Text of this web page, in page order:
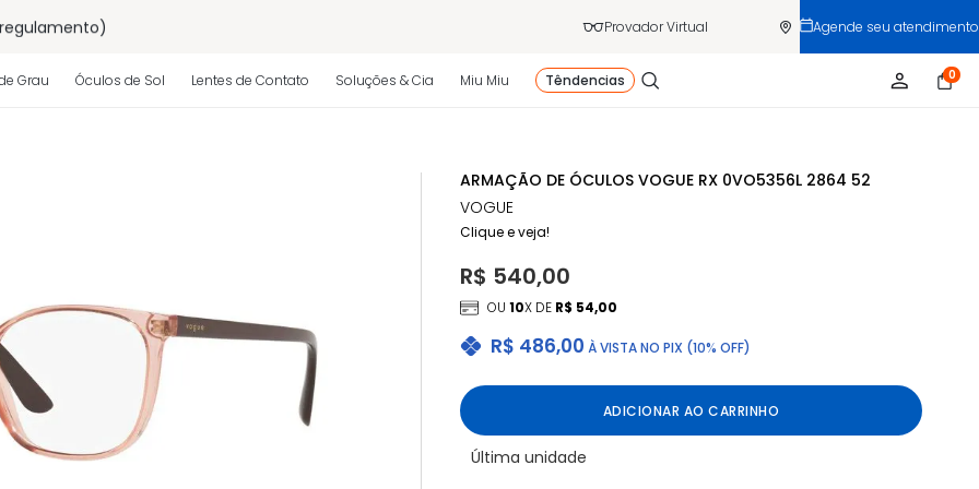
Provador Virtual Agende seu atendimento
Grau Óculos de Sol Lentes de Contato Soluções & Cia Miu Miu Têndencias 0
ARMAÇÃO DE ÓCULOS VOGUE RX 0VO5356L 2864 52
VOGUE
Clique e veja!
R$ 486,00 À VISTA NO PIX (10% OFF)
R$ 540,00
OU10X DE R$ 54,00
ADICIONAR AO CARRINHO
Última unidade